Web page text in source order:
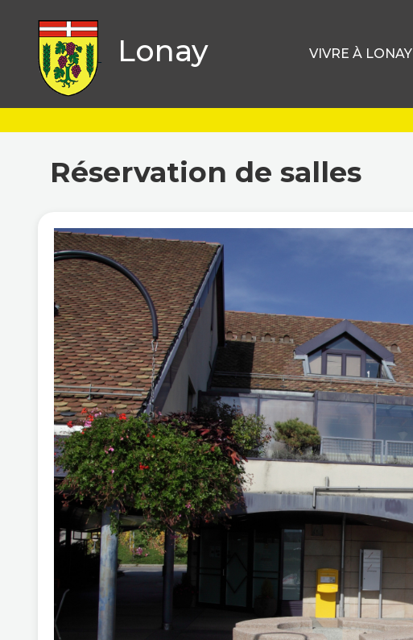
Lonay VIVRE À LONAY
Réservation de salles